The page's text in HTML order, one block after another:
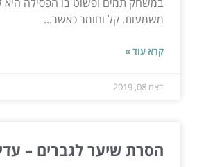
במשחק תמים ופשוט בו הפסילה
משמעות. קל וחומר כאשר...
קרא עוד »
דצמ 08, 2019
הסרת שיער לגברים –